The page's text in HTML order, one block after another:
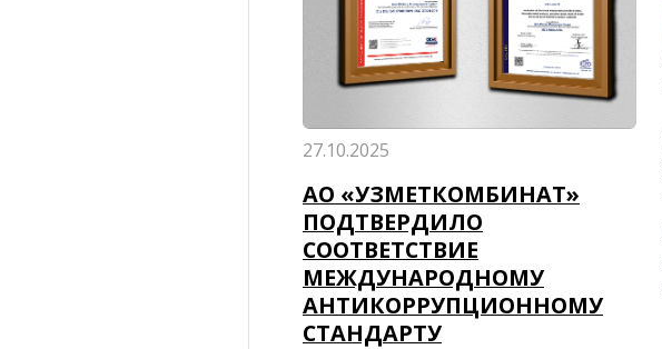
27.10.2025
АО «УЗМЕТКОМБИНАТ»
ПОДТВЕРДИЛО
СООТВЕТСТВИЕ
МЕЖДУНАРОДНОМУ
АНТИКОРРУПЦИОННОМУ
СТАНДАРТУ